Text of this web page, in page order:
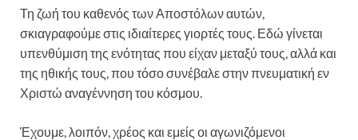
Τη ζωή του καθενός των Αποστόλων αυτών,
σκιαγραφούμε στις ιδιαίτερες γιορτές τους. Εδώ γίνεται
υπενθύμιση της ενότητας που είχαν μεταξύ τους, αλλά και
της ηθικής τους, που τόσο συνέβαλε στην πνευματική εν
Χριστώ αναγέννηση του κόσμου.
Έχουμε, λοιπόν, χρέος και εμείς οι αγωνιζόμενοι